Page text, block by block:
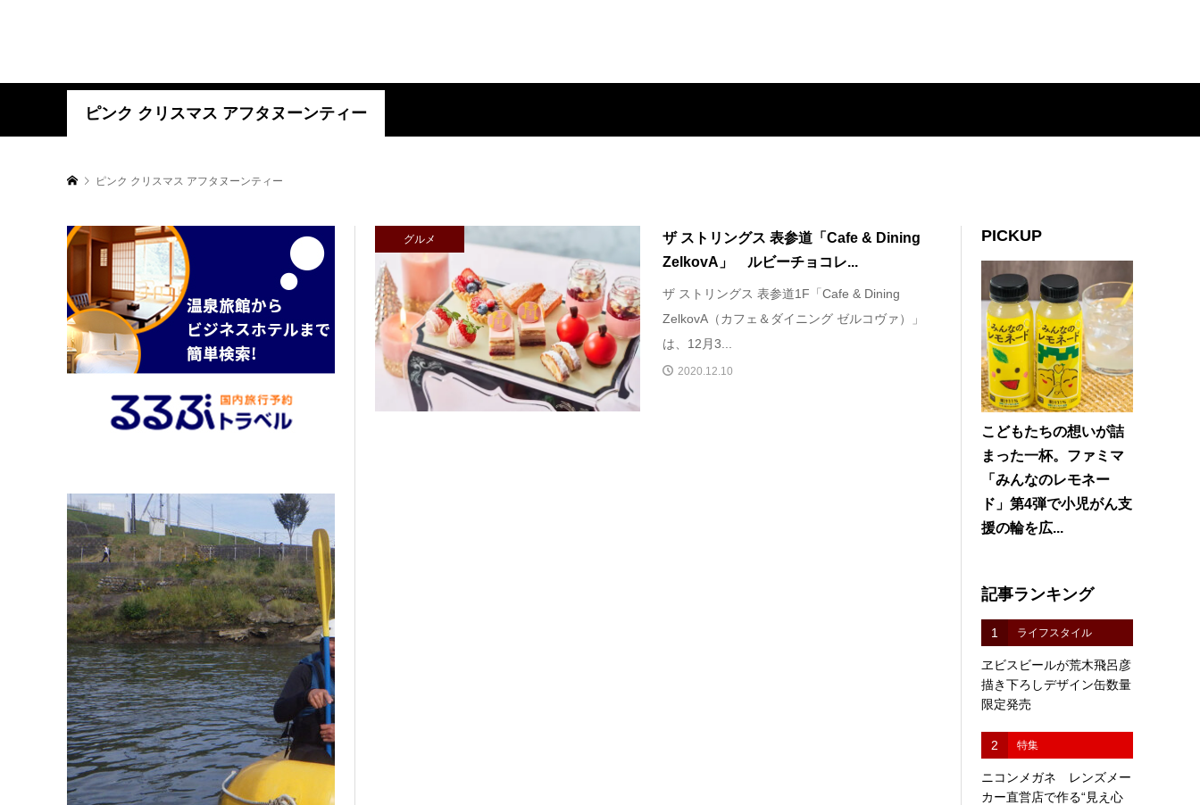
ピンク クリスマス アフタヌーンティー
ピンク クリスマス アフタヌーンティー
グルメ
ザ ストリングス 表参道「Cafe & Dining
ZelkovA」 ルビーチョコレ...
ザ ストリングス 表参道1F「Cafe & Dining
ZelkovA（カフェ＆ダイニング ゼルコヴァ）」
は、12月3...
2020.12.10
PICKUP
こどもたちの想いが詰
まった一杯。ファミマ
「みんなのレモネー
ド」第4弾で小児がん支
援の輪を広...
記事ランキング
1 ライフスタイル
ヱビスビールが荒木飛呂彦
描き下ろしデザイン缶数量
限定発売
2 特集
ニコンメガネ レンズメー
カー直営店で作る“見え心